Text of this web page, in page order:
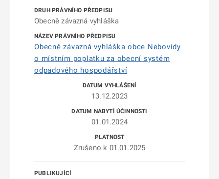
Obecně závazná vyhláška
Obecně závazná vyhláška obce Nebovidy
o místním poplatku za obecní systém
odpadového hospodářství
13.12.2023
01.01.2024
Zrušeno k 01.01.2025